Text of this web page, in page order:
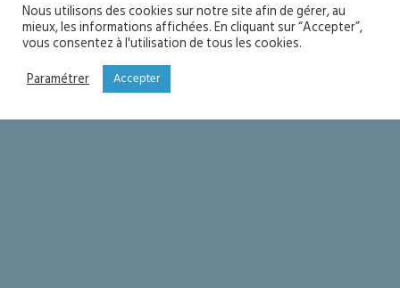
Nous utilisons des cookies sur notre site afin de gérer, au
mieux, les informations affichées. En cliquant sur “Accepter”,
vous consentez à l'utilisation de tous les cookies.
Paramétrer
Accepter